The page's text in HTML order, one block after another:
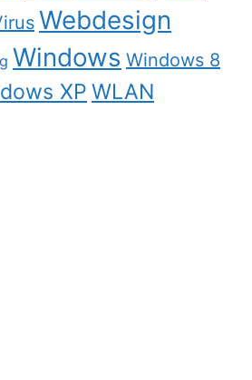
Webdesign
Windows Windows 8
XP WLAN